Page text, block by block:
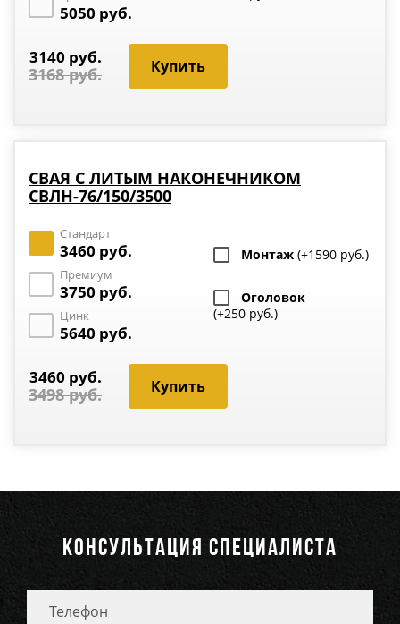
5050 руб.
3140 руб.
3168 руб.
СВАЯ С ЛИТЫМ НАКОНЕЧНИКОМ
СВЛН-76/150/3500
Стандарт
3460 руб.
Премиум
3750 руб.
Цинк
5640 руб.
Монтаж (+1590 руб.)
Оголовок
(+250 руб.)
3460 руб.
3498 руб.
КОНСУЛЬТАЦИЯ СПЕЦИАЛИСТА